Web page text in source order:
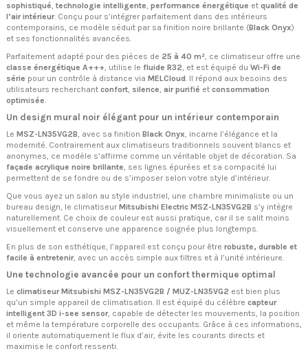
sophistiqué, technologie intelligente, performance énergétique et qualité de
l’air intérieur. Conçu pour s’intégrer parfaitement dans des intérieurs
contemporains, ce modèle séduit par sa finition noire brillante (Black Onyx)
et ses fonctionnalités avancées.
Parfaitement adapté pour des pièces de 25 à 40 m², ce climatiseur offre une
classe énergétique A+++, utilise le fluide R32, et est équipé du Wi-Fi de
série pour un contrôle à distance via MELCloud. Il répond aux besoins des
utilisateurs recherchant confort, silence, air purifié et consommation
optimisée.
Un design mural noir élégant pour un intérieur contemporain
Le MSZ-LN35VG2B, avec sa finition Black Onyx, incarne l’élégance et la
modernité. Contrairement aux climatiseurs traditionnels souvent blancs et
anonymes, ce modèle s’affirme comme un véritable objet de décoration. Sa
façade acrylique noire brillante, ses lignes épurées et sa compacité lui
permettent de se fondre ou de s’imposer selon votre style d’intérieur.
Que vous ayez un salon au style industriel, une chambre minimaliste ou un
bureau design, le climatiseur Mitsubishi Electric MSZ-LN35VG2B s’y intègre
naturellement. Ce choix de couleur est aussi pratique, car il se salit moins
visuellement et conserve une apparence soignée plus longtemps.
En plus de son esthétique, l’appareil est conçu pour être robuste, durable et
facile à entretenir, avec un accès simple aux filtres et à l’unité intérieure.
Une technologie avancée pour un confort thermique optimal
Le climatiseur Mitsubishi MSZ-LN35VG2B / MUZ-LN35VG2 est bien plus
qu’un simple appareil de climatisation. Il est équipé du célèbre capteur
intelligent 3D i-see sensor, capable de détecter les mouvements, la position
et même la température corporelle des occupants. Grâce à ces informations,
il oriente automatiquement le flux d’air, évite les courants directs et
maximise le confort ressenti.